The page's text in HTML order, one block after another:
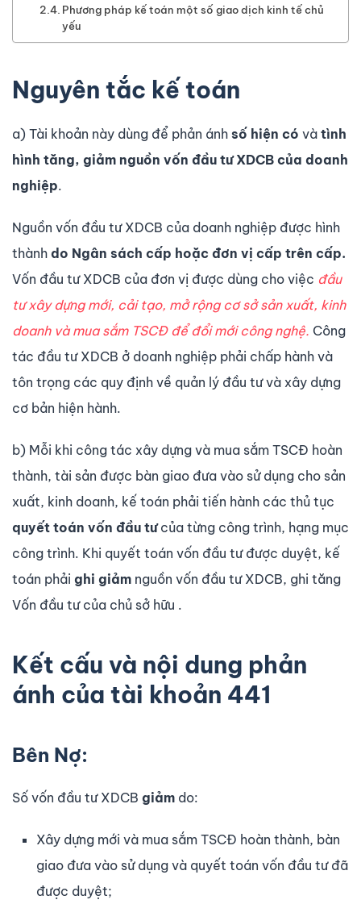
Phương pháp kế toán một số giao dịch kinh tế chủ
yếu
Nguyên tắc kế toán
a) Tài khoản này dùng để phản ánh số hiện có và tình
hình tăng, giảm nguồn vốn đầu tư XDCB của doanh
nghiệp.
Nguồn vốn đầu tư XDCB của doanh nghiệp được hình
thành do Ngân sách cấp hoặc đơn vị cấp trên cấp.
Vốn đầu tư XDCB của đơn vị được dùng cho việc đầu
tư xây dựng mới, cải tạo, mở rộng cơ sở sản xuất, kinh
doanh và mua sắm TSCĐ để đổi mới công nghệ. Công
tác đầu tư XDCB ở doanh nghiệp phải chấp hành và
tôn trọng các quy định về quản lý đầu tư và xây dựng
cơ bản hiện hành.
b) Mỗi khi công tác xây dựng và mua sắm TSCĐ hoàn
thành, tài sản được bàn giao đưa vào sử dụng cho sản
xuất, kinh doanh, kế toán phải tiến hành các thủ tục
quyết toán vốn đầu tưcủa từng công trình, hạng mục
công trình. Khi quyết toán vốn đầu tư được duyệt, kế
toán phải ghi giảm nguồn vốn đầu tư XDCB, ghi tăng
Vốn đầu tư của chủ sở hữu .
Kết cấu và nội dung phản
ánh của tài khoản 441
Bên Nợ:
Số vốn đầu tư XDCB giảm do:
Xây dựng mới và mua sắm TSCĐ hoàn thành, bàn
giao đưa vào sử dụng và quyết toán vốn đầu tư đã
được duyệt;